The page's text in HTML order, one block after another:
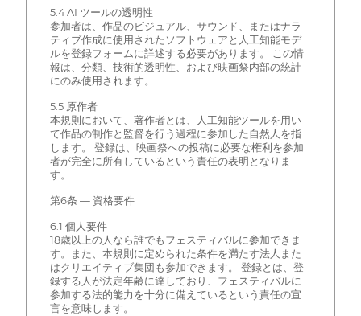
5.4 AI ツールの透明性
参加者は、作品のビジュアル、サウンド、またはナラ
ティブ作成に使用されたソフトウェアと人工知能モデ
ルを登録フォームに詳述する必要があります。 この情
報は、分類、技術的透明性、および映画祭内部の統計
にのみ使用されます。
5.5 原作者
本規則において、著作者とは、人工知能ツールを用い
て作品の制作と監督を行う過程に参加した自然人を指
します。 登録は、映画祭への投稿に必要な権利を参加
者が完全に所有しているという責任の表明となりま
す。
第6条 — 資格要件
6.1 個人要件
18歳以上の人なら誰でもフェスティバルに参加できま
す。また、本規則に定められた条件を満たす法人また
はクリエイティブ集団も参加できます。 登録とは、登
録する人が法定年齢に達しており、フェスティバルに
参加する法的能力を十分に備えているという責任の宣
言を意味します。